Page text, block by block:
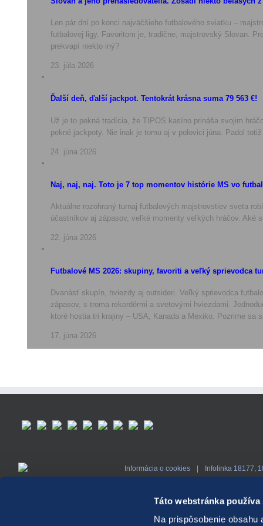
Táto webstránka
Na prispôsobenie
Len pár dní po konci najväčšieho futbalového sviatku –
futbalovej ligy. Favoritom je, tradične, majstrovský Slovan.
prekvapí niekto iný?
23. júla 2026
Ďalší deň, ďalší jackpot. Tentokrát krásna suma 79 563 €!
Už je to pekná tradícia, že TIPOS kasíno prináša svojim
pekné jackpoty. Nie inak je tomu aj v polovici júna. Padol
24. júna 2026
Naj, naj, naj. Toto je 7 top momentov histórie MS vo
Aktuálne rozohraný turnaj futbalových majstrovstiev sveta
účastníkov aj zápasov, veľké momenty veľkých hráčov. Aké
22. júna 2026
Futbalové MS 2026: skupiny, favoriti a veľký sprievodca
Dvanásť skupín, hviezdy aj outsideri. Veľký sprievodca
zápasov, s troma rekordérmi a svetovými hviezdami.
ktoré hostia tri krajiny – USA, Kanada a Mexiko. Pozrime sa
17. júna 2026
Informácia o cookies Infolinka 18177,
Zákaz hrania hazardných hier osobám mladším ako 18 rokov. Hazardné
Webové sídlo spravca registra vylúčených osob.
a liečby látkových a nelátkových závislostí.